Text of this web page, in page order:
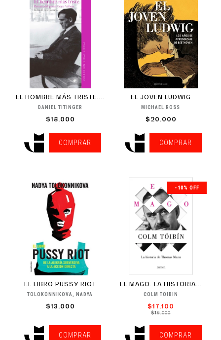
EL HOMBRE MÁS TRISTE....
DANIEL TITINGER
$18.000
COMPRAR
EL JOVEN LUDWIG
MICHAEL ROSS
$20.000
COMPRAR
EL LIBRO PUSSY RIOT
TOLOKONNIKOVA, NADYA
$13.000
COMPRAR
-10% OFF
EL MAGO. LA HISTORIA...
COLM TÓIBIN
$17.100
$19.000
COMPRAR